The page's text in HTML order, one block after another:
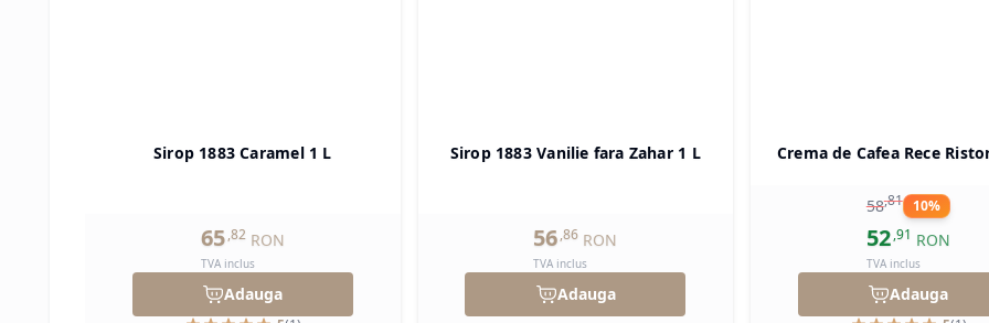
Sirop 1883 Caramel 1 L
65,82 RON
TVA inclus
Adauga
Sirop 1883 Vanilie fara Zahar 1 L
56,86 RON
TVA inclus
Adauga
Crema de Cafea Rece
58,81 10%
52,91 RON
TVA inclus
Adauga